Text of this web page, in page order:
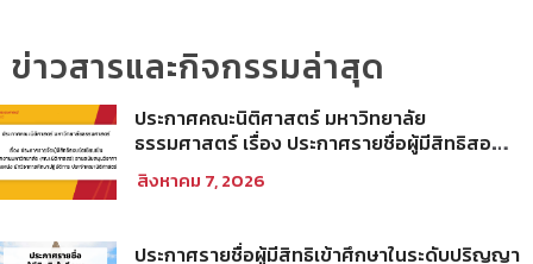
ข่าวสารและกิจกรรมล่าสุด
ประกาศคณะนิติศาสตร์ มหาวิทยาลัย
ธรรมศาสตร์ เรื่อง ประกาศรายชื่อผู้มีสิทธิสอบ
ข้อเขียนเป็น พนักงานมหาวิทยาลัย (คณะ
นิติศาสตร์) สายสนับสนุนวิชาการ ตำแหน่ง นัก
สิงหาคม 7, 2026
ประกาศรายชื่อผู้มีสิทธิเข้าศึกษาในระดับปริญญา